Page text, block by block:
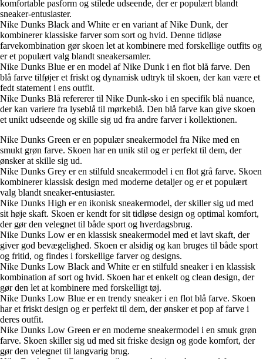
komfortable pasform og stilede udseende, der er populært blandt
sneaker-entusiaster.
Nike Dunks Black and White er en variant af Nike Dunk, der
kombinerer klassiske farver som sort og hvid. Denne tidløse
farvekombination gør skoen let at kombinere med forskellige outfits og
er et populært valg blandt sneakersamler.
Nike Dunks Blue er en model af Nike Dunk i en flot blå farve. Den
blå farve tilføjer et friskt og dynamisk udtryk til skoen, der kan være et
fedt statement i ens outfit.
Nike Dunks Blå refererer til Nike Dunk-sko i en specifik blå nuance,
der kan variere fra lyseblå til mørkeblå. Den blå farve kan give skoen
et unikt udseende og skille sig ud fra andre farver i kollektionen.
Nike Dunks Green er en populær sneakermodel fra Nike med en
smukt grøn farve. Skoen har en unik stil og er perfekt til dem, der
ønsker at skille sig ud.
Nike Dunks Grey er en stilfuld sneakermodel i en flot grå farve. Skoen
kombinerer klassisk design med moderne detaljer og er et populært
valg blandt sneaker-entusiaster.
Nike Dunks High er en ikonisk sneakermodel, der skiller sig ud med
sit høje skaft. Skoen er kendt for sit tidløse design og optimal komfort,
der gør den velegnet til både sport og hverdagsbrug.
Nike Dunks Low er en klassisk sneakermodel med et lavt skaft, der
giver god bevægelighed. Skoen er alsidig og kan bruges til både sport
og fritid, og findes i forskellige farver og designs.
Nike Dunks Low Black and White er en stilfuld sneaker i en klassisk
kombination af sort og hvid. Skoen har et enkelt og clean design, der
gør den let at kombinere med forskelligt tøj.
Nike Dunks Low Blue er en trendy sneaker i en flot blå farve. Skoen
har et friskt design og er perfekt til dem, der ønsker et pop af farve i
deres outfit.
Nike Dunks Low Green er en moderne sneakermodel i en smuk grøn
farve. Skoen skiller sig ud med sit friske design og gode komfort, der
gør den velegnet til langvarig brug.